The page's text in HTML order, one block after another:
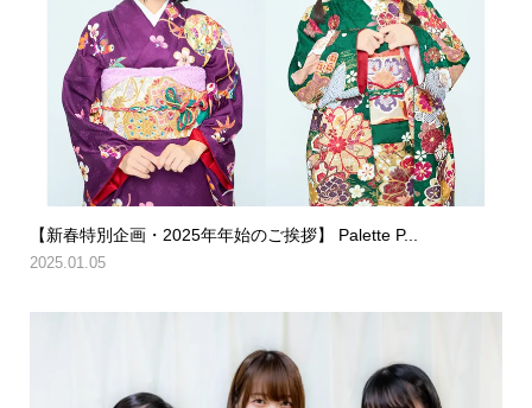
【新春特別企画・2025年年始のご挨拶】 Palette P...
2025.01.05